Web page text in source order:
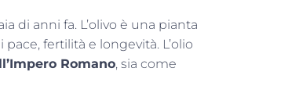
di anni fa. L’olivo è una pianta
fertilità e longevità. L’olio
Romano, sia come